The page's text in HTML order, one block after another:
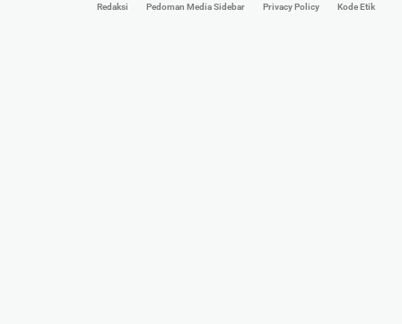
Redaksi Pedoman Media Sidebar Privacy Policy Kode Etik